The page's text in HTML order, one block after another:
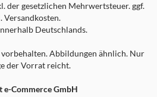
der gesetzlichen Mehrwertsteuer. ggf.
Versandkosten.
Deutschlands.
Abbildungen ähnlich. Nur
der Vorrat reicht.
e-Commerce GmbH